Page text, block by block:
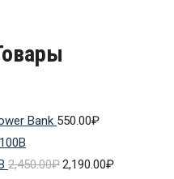
Bank 550.00₽
2,450.00₽2,190.00₽